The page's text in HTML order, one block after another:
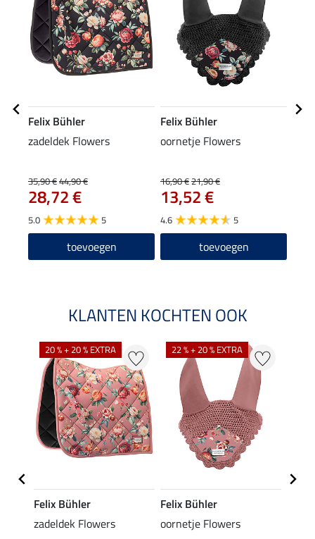
Felix Bühler
zadeldek Flowers
35,90 €44,90 €
28,72 €
5.0 5
toevoegen
Felix Bühler
oornetje Flowers
16,90 €21,90 €
13,52 €
4.6 5
toevoegen
KLANTEN KOCHTEN OOK
20 % + 20 % EXTRA
Felix Bühler
zadeldek Flowers
22 % + 20 % EXTRA
Felix Bühler
oornetje Flowers